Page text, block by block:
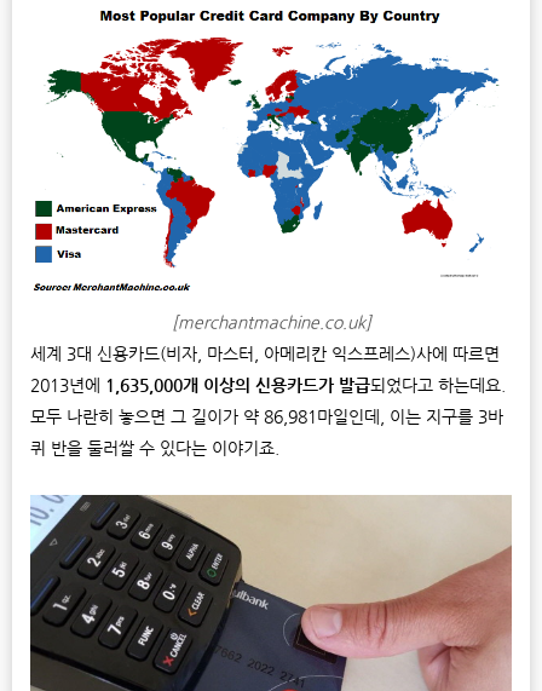
[merchantmachine.co.uk]
세계 3대 신용카드(비자, 마스터, 아메리칸 익스프레스)사에 따르면
2013년에
1,635,000개 이상의 신용카드가 발급되었다고 하는데요.
모두 나란히 놓으면 그 길이가 약 86,981마일인데, 이는 지구를 3바
퀴 반을 둘러쌀 수 있다는 이야기죠.